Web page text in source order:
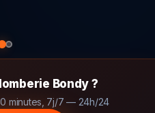
Bondy ?
minutes, 7j/7 — 24h/24